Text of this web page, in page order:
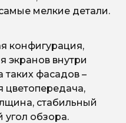
мелкие детали.
конфигурация,
экранов внутри
фасадов –
цветопередача,
стабильный
угол обзора.